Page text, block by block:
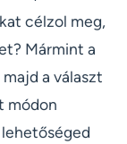
célzol meg,
Mármint a
a választ
módon